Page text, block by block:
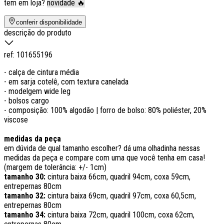
tem em loja? novidade 🔥
conferir disponibilidade
descrição do produto
ref: 101655196
- calça de cintura média
- em sarja cotelê, com textura canelada
- modelgem wide leg
- bolsos cargo
- composição: 100% algodão | forro de bolso: 80% poliéster, 20%
viscose
medidas da peça
em dúvida de qual tamanho escolher? dá uma olhadinha nessas
medidas da peça e compare com uma que você tenha em casa!
(margem de tolerância: +/- 1cm)
tamanho 30: cintura baixa 66cm, quadril 94cm, coxa 59cm,
entrepernas 80cm
tamanho 32: cintura baixa 69cm, quadril 97cm, coxa 60,5cm,
entrepernas 80cm
tamanho 34: cintura baixa 72cm, quadril 100cm, coxa 62cm,